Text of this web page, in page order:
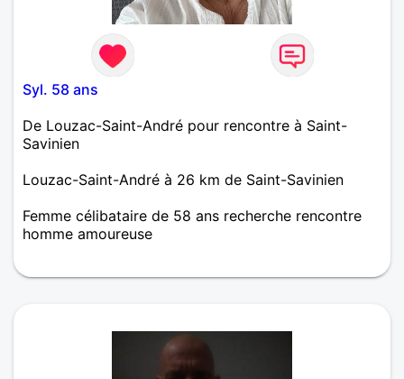
Syl. 58 ans
De Louzac-Saint-André pour rencontre à Saint-
Savinien
Louzac-Saint-André à 26 km de Saint-Savinien
Femme célibataire de 58 ans recherche rencontre
homme amoureuse